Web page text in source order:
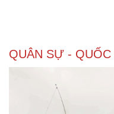
QUÂN SỰ - QUỐC